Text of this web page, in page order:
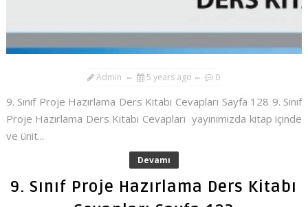
Admin 5 years ago 0
9. Sınıf Proje Hazırlama Ders Kitabı Cevapları Sayfa 128 9. Sınıf
Proje Hazırlama Ders Kitabı Cevapları yayınımızda kitap içinde
ve ünit...
Devamı
9. Sınıf Proje Hazırlama Ders Kitabı